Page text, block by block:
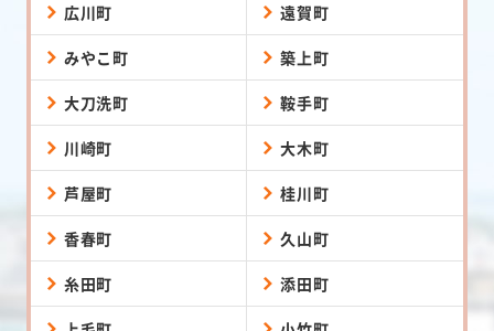
広川町 遠賀町
みやこ町 築上町
大刀洗町 鞍手町
川崎町 大木町
芦屋町 桂川町
香春町 久山町
糸田町 添田町